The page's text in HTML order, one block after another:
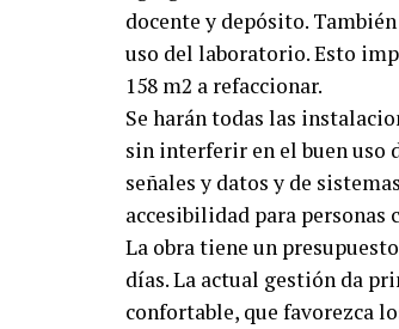
docente y depósito.
uso del laboratorio. Esto
158 m2 a refaccionar.
Se harán todas las
sin interferir en el buen uso
señales y datos y de
accesibilidad para personas
La obra tiene un
días. La actual gestión da
confortable, que favorezca